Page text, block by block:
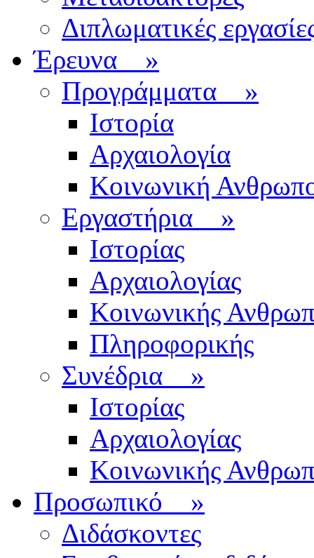
Διπλωματικές
Έρευνα »
Προγράμματα »
Ιστορία
Αρχαιολογία
Κοινωνική
Εργαστήρια »
Ιστορίας
Αρχαιολογίας
Κοινωνικής
Πληροφορικής
Συνέδρια »
Ιστορίας
Αρχαιολογίας
Κοινωνικής
Προσωπικό »
Διδάσκοντες